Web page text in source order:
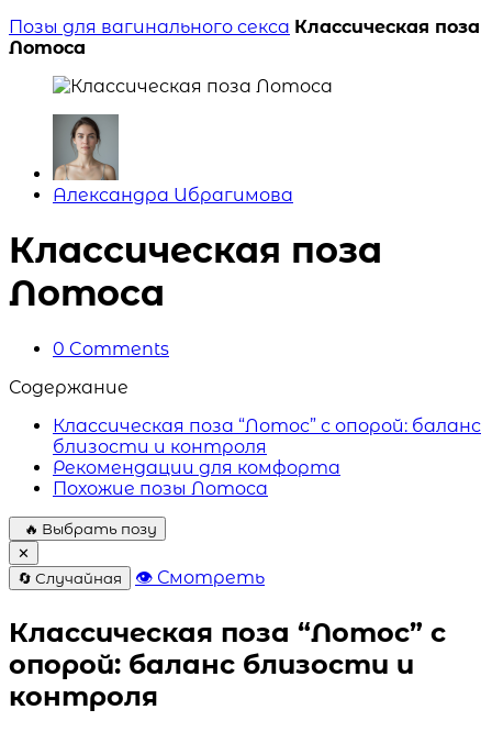
Позы для вагинального секса Классическая поза
Лотоса
Posted
Александра Ибрагимова
Классическая поза
Лотоса
0 Comments
Содержание
Классическая поза “Лотос” с опорой: баланс
близости и контроля
Рекомендации для комфорта
Похожие позы Лотоса
🔥 Выбрать позу
✕
🔄 Случайная
👁 Смотреть
Классическая поза “Лотос” с
опорой: баланс близости и
контроля